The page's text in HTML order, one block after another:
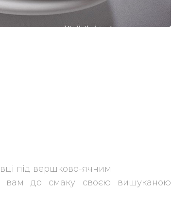
під вершково-ячним
вам до смаку своєю вишуканою